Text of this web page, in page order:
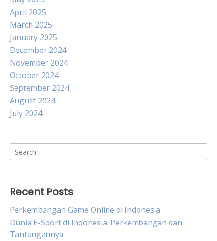
April 2025
March 2025
January 2025
December 2024
November 2024
October 2024
September 2024
August 2024
July 2024
Search
for:
Recent Posts
Perkembangan Game Online di Indonesia
Dunia E-Sport di Indonesia: Perkembangan dan
Tantangannya